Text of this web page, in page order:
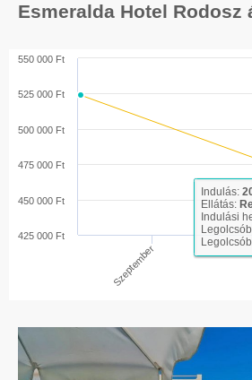
Esmeralda Hotel Rodosz
Szeptember
425 000 Ft
450 000 Ft
475 000 Ft
500 000 Ft
525 000 Ft
550 000 Ft
Indulás:
Ellátás:
Indulási